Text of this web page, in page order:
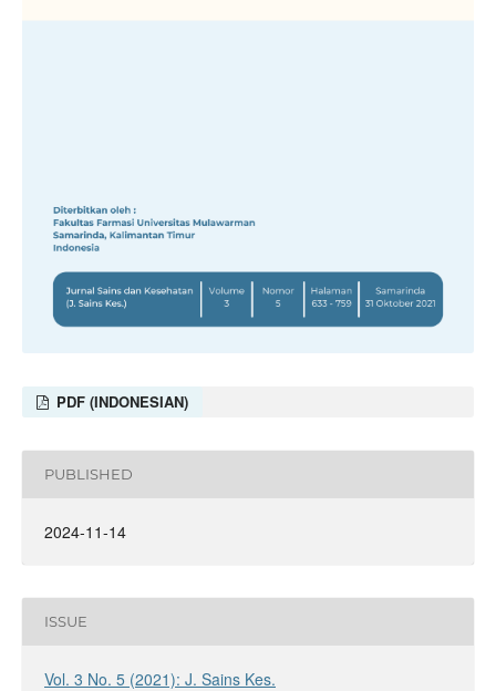
PDF (INDONESIAN)
PUBLISHED
2024-11-14
ISSUE
Vol. 3 No. 5 (2021): J. Sains Kes.